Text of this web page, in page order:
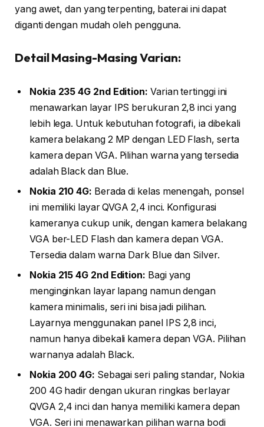
yang awet, dan yang terpenting, baterai ini dapat
diganti dengan mudah oleh pengguna.
Detail Masing-Masing Varian:
Nokia 235 4G 2nd Edition: Varian tertinggi ini
menawarkan layar IPS berukuran 2,8 inci yang
lebih lega. Untuk kebutuhan fotografi, ia dibekali
kamera belakang 2 MP dengan LED Flash, serta
kamera depan VGA. Pilihan warna yang tersedia
adalah Black dan Blue.
Nokia 210 4G: Berada di kelas menengah, ponsel
ini memiliki layar QVGA 2,4 inci. Konfigurasi
kameranya cukup unik, dengan kamera belakang
VGA ber-LED Flash dan kamera depan VGA.
Tersedia dalam warna Dark Blue dan Silver.
Nokia 215 4G 2nd Edition: Bagi yang
menginginkan layar lapang namun dengan
kamera minimalis, seri ini bisa jadi pilihan.
Layarnya menggunakan panel IPS 2,8 inci,
namun hanya dibekali kamera depan VGA. Pilihan
warnanya adalah Black.
Nokia 200 4G: Sebagai seri paling standar, Nokia
200 4G hadir dengan ukuran ringkas berlayar
QVGA 2,4 inci dan hanya memiliki kamera depan
VGA. Seri ini menawarkan pilihan warna bodi